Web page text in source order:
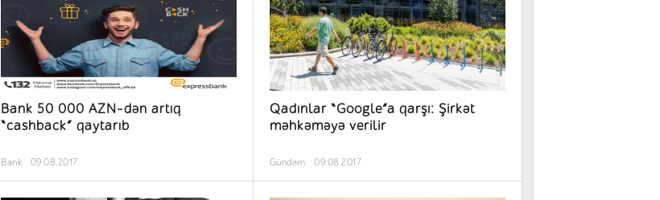
Bank 50 000 AZN-dən artıq
“cashback” qaytarıb
Bank 09.08.2017
Qadınlar “Google”a qarşı: Şirkət
məhkəməyə verilir
Gündəm 09.08.2017